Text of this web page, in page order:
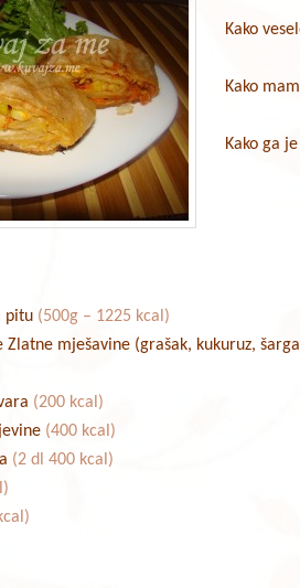
Kako
Kako
Kako ga
pitu (500g – 1225 kcal)
Zlatne mješavine (grašak, kukuruz,
(200 kcal)
(400 kcal)
(2 dl 400 kcal)